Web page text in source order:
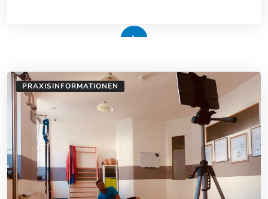
PRAXISINFORMATIONEN